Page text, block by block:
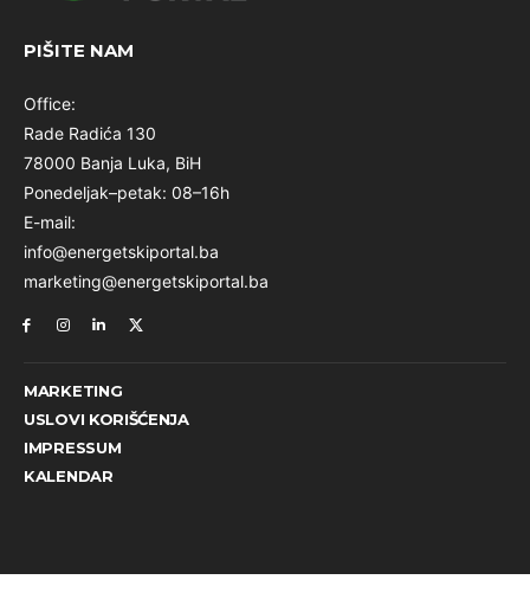
PIŠITE NAM
Office:
Rade Radića 130
78000 Banja Luka, BiH
Ponedeljak–petak: 08–16h
E-mail:
info@energetskiportal.ba
marketing@energetskiportal.ba
MARKETING
USLOVI KORIŠĆENJA
IMPRESSUM
KALENDAR